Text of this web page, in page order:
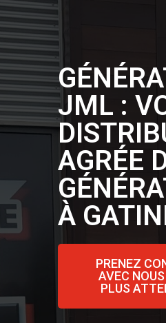
JML :
AGRÉE
À
PRENEZ
AVEC
PLUS